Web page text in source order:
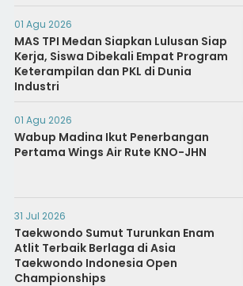
01 Agu 2026
MAS TPI Medan Siapkan Lulusan Siap
Kerja, Siswa Dibekali Empat Program
Keterampilan dan PKL di Dunia
Industri
01 Agu 2026
Wabup Madina Ikut Penerbangan
Pertama Wings Air Rute KNO-JHN
31 Jul 2026
Taekwondo Sumut Turunkan Enam
Atlit Terbaik Berlaga di Asia
Taekwondo Indonesia Open
Championships